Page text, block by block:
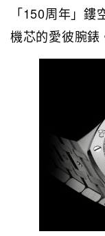
「150周年」
機芯的愛彼腕錶